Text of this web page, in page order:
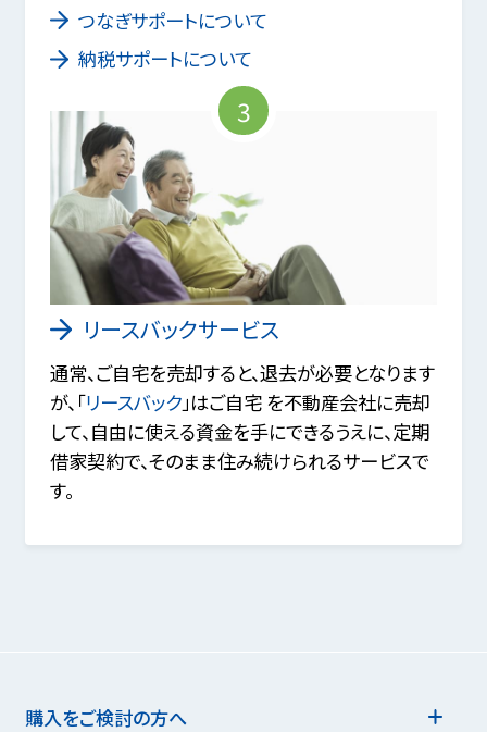
つなぎサポートについて
納税サポートについて
3
リースバックサービス
通常、ご自宅を売却すると、退去が必要となります
が、「リースバック」はご自宅 を不動産会社に売却
して、自由に使える資金を手にできるうえに、定期
借家契約で、そのまま住み続けられるサービスで
す。
購入をご検討の方へ